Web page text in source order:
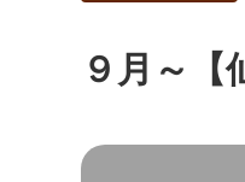
９月～